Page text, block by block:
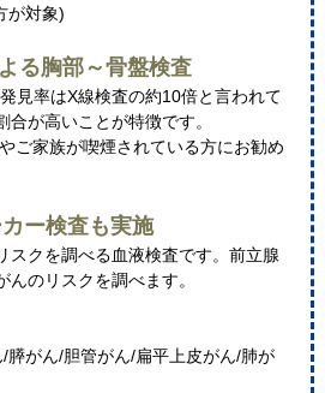
が対象)
る胸部～骨盤検査
見率はX線検査の約10倍と言われて
が高いことが特徴です。
ご家族が喫煙されている方にお勧め
ー検査も実施
スクを調べる血液検査です。前立腺
のリスクを調べます。
膵がん/胆管がん/扁平上皮がん/肺が